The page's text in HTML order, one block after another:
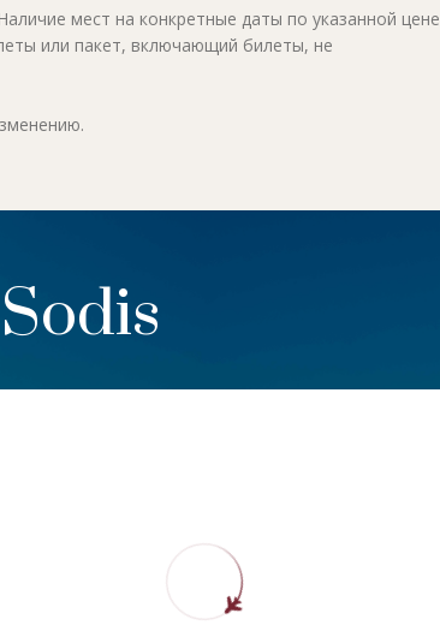
мест на конкретные даты по указанной цене
или пакет, включающий билеты, не